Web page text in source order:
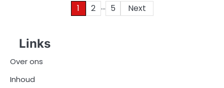
1 2 … 5 Next
Links
Over ons
Inhoud